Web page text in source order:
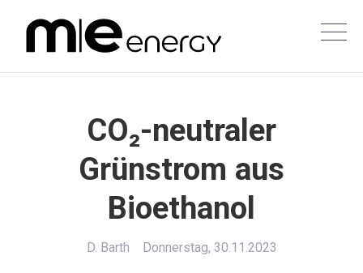
CO₂-neutraler
Grünstrom aus
Bioethanol
D. Barth Donnerstag, 30.11.2023